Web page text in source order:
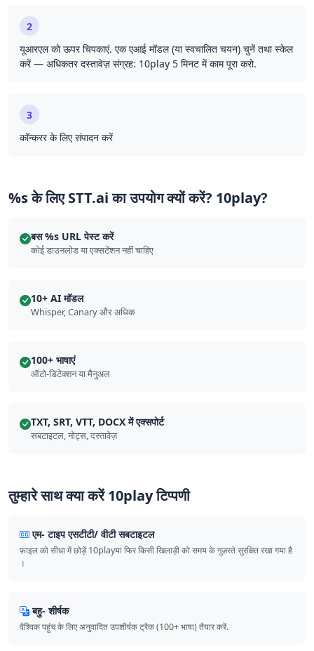
2
यूआरएल को ऊपर चिपकाएं. एक एआई मॉडल (या स्वचालित चयन) चुनें तथा स्केल
करें — अधिकतर दस्तावेज़ संग्रह: 10play 5 मिनट में काम पूरा करो.
3
कॉन्करर के लिए संपादन करें
%s के लिए STT.ai का उपयोग क्यों करें? 10play?
बस %s URL पेस्ट करें
कोई डाउनलोड या एक्सटेंशन नहीं चाहिए
10+ AI मॉडल
Whisper, Canary और अधिक
100+ भाषाएं
ऑटो-डिटेक्शन या मैनुअल
TXT, SRT, VTT, DOCX में एक्सपोर्ट
सबटाइटल, नोट्स, दस्तावेज़
तुम्हारे साथ क्या करें 10play टिप्पणी
एम- टाइप एसटीटी/ वीटी सबटाइटल
फ़ाइल को सीधा में छोड़ें 10playया फिर किसी खिलाड़ी को समय के गुज़रते सुरक्षित रखा गया है
।
बहु- शीर्षक
वैश्विक पहुंच के लिए अनुवादित उपशीर्षक ट्रैक (100+ भाषा) तैयार करें.